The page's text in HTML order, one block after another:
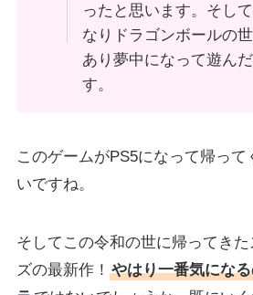
ったと思います。そし
なりドラゴンボールの
あり夢中になって遊ん
す。
このゲームがPS5になって帰って
いですね。
そしてこの令和の世に帰ってき
ズの最新作！ やはり一番気にな